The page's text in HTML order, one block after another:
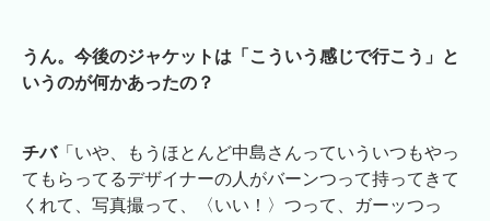
うん。今後のジャケットは「こういう感じで行こう」と
いうのが何かあったの？
チバ「いや、もうほとんど中島さんっていういつもやっ
てもらってるデザイナーの人がバーンつって持ってきて
くれて、写真撮って、〈いい！〉つって、ガーッつっ